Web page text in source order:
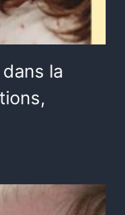
la